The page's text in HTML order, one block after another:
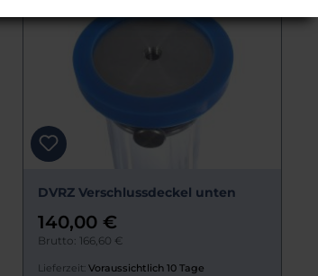
DVRZ Verschlussdeckel unten
140,00 €
Brutto: 166,60 €
Lieferzeit: Voraussichtlich 10 Tage